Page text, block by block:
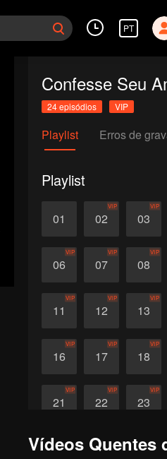
PT
Confesse Seu
24 episódios VIP
Playlist Erros de
Playlist
01 02
VIP
03
VIP
06
VIP
07
VIP
08
VIP
11
VIP
12
VIP
13
VIP
16
VIP
17
VIP
18
VIP
21
VIP
22
VIP
23
VIP
Vídeos Quentes